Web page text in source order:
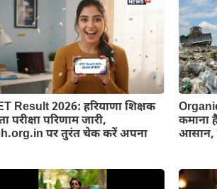
Result 2026: हरियाणा शिक्षक
परीक्षा परिणाम जारी,
पर तुरंत चेक करें अपना
कमाना
आसान,